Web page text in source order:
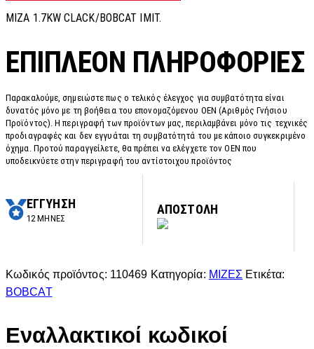
MIZA 1.7KW CLACK/BOBCAT IMIT.
ΕΠΙΠΛΈΟΝ ΠΛΗΡΟΦΟΡΊΕΣ
Παρακαλούμε, σημειώστε πως ο τελικός έλεγχος για συμβατότητα είναι
δυνατός μόνο με τη βοήθεια του επονομαζόμενου OEN (Αριθμός Γνήσιου
Προϊόντος). Η περιγραφή των προϊόντων μας, περιλαμβάνει μόνο τις τεχνικές
προδιαγραφές και δεν εγγυάται τη συμβατότητά του με κάποιο συγκεκριμένο
όχημα. Προτού παραγγείλετε, θα πρέπει να ελέγχετε τον OEN που
υποδεικνύετε στην περιγραφή του αντίστοιχου προϊόντος
ΕΓΓΥΗΣΗ
12 ΜΗΝΕΣ
ΑΠΟΣΤΟΛΗ
Κωδικός προϊόντος: 110469 Κατηγορία: ΜΙΖΕΣ Ετικέτα:
BOBCAT
Εναλλακτικοί κωδικοί